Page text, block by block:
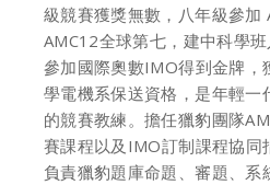
級競賽獲獎無數，八年級參加
AMC12全球第七，建中科學
參加國際奧數IMO得到金牌
學電機系保送資格，是年輕一
的競賽教練。擔任獵豹團隊
賽課程以及IMO訂制課程協同
負責獵豹題庫命題、審題、